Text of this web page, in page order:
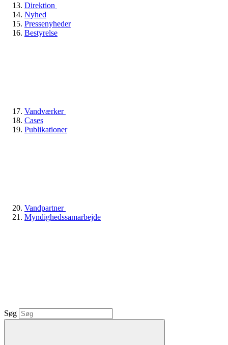
Direktion
Nyhed
Pressenyheder
Bestyrelse
Vandværker
Cases
Publikationer
Vandpartner
Myndighedssamarbejde
Søg